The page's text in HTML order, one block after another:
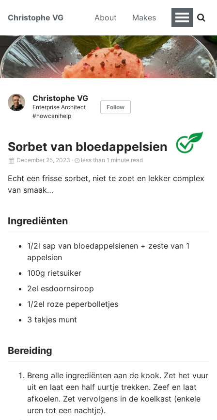
Christophe VG About Makes
Christophe VG
Enterprise Architect
#howcanihelp
Follow
Sorbet van bloedappelsien
December 25, 2023 · less than 1 minute read
Echt een frisse sorbet, niet te zoet en lekker complex
van smaak…
Ingrediënten
1/2l sap van bloedappelsienen + zeste van 1
appelsien
100g rietsuiker
2el esdoornsiroop
1/2el roze peperbolletjes
3 takjes munt
Bereiding
Breng alle ingrediënten aan de kook. Zet het vuur
uit en laat een half uurtje trekken. Zeef en laat
afkoelen. Zet vervolgens in de koelkast (enkele
uren tot een nachtje).